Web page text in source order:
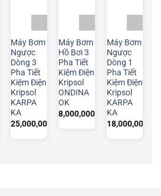
Máy Bơm
Ngược
Dòng 3
Pha Tiết
Kiệm Điện
Kripsol
KARPA
KA
25,000,000
Máy Bơm
Hồ Bơi 3
Pha Tiết
Kiệm Điện
Kripsol
ONDINA
OK
8,000,000
Máy Bơm
Ngược
Dòng 1
Pha Tiết
Kiệm Điện
Kripsol
KARPA
KA
18,000,000